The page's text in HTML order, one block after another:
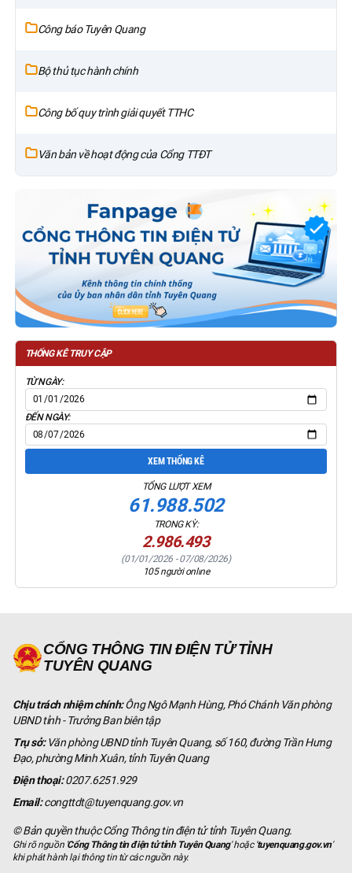
Công báo Tuyên Quang
Bộ thủ tục hành chính
Công bố quy trình giải quyết TTHC
Văn bản về hoạt động của Cổng TTĐT
THỐNG KÊ TRUY CẬP
TỪ NGÀY:
ĐẾN NGÀY:
XEM THỐNG KÊ
TỔNG LƯỢT XEM
61.988.502
TRONG KỲ:
2.986.493
(01/01/2026 -07/08/2026)
105người online
CỔNG THÔNG TIN ĐIỆN TỬ TỈNH
TUYÊN QUANG
Chịu trách nhiệm chính:Ông Ngô Mạnh Hùng, Phó Chánh Văn phòng
UBND tỉnh - Trưởng Ban biên tập
Trụ sở:Văn phòng UBND tỉnh Tuyên Quang, số 160, đường Trần Hưng
Đạo, phường Minh Xuân, tỉnh Tuyên Quang
Điện thoại:0207.6251.929
Email: congttdt@tuyenquang.gov.vn
© Bản quyền thuộc Cổng Thông tin điện tử tỉnh Tuyên Quang.
Ghi rõ nguồn ' Cổng Thông tin điện tử tỉnh Tuyên Quang' hoặc ' tuyenquang.gov.vn'
khi phát hành lại thông tin từ các nguồn này.